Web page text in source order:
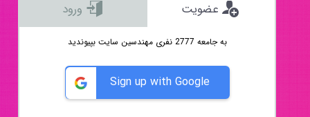
به جامعه 2777 نفری مهندسین سایت بپیوندید
Sign up with Google